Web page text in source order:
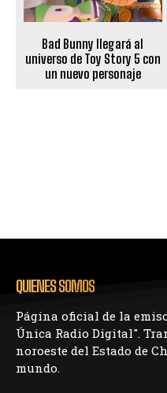
Bad Bunny llegará al
universo de Toy Story 5 con
un nuevo personaje
QUIENES SOMOS
Página oficial de la
Única Radio Digital".
noroeste del Estado de
mundo.